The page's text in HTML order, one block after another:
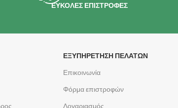
ΕΥΚΟΛΕΣ ΕΠΙΣΤΡΟΦΕΣ
ΕΞΥΠΗΡΕΤΗΣΗ ΠΕΛΑΤΩΝ
Επικοινωνία
Φόρμα επιστροφών